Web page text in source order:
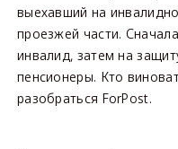
выехавший на
проезжей части.
инвалид, затем на
пенсионеры. Кто
разобраться ForPost.